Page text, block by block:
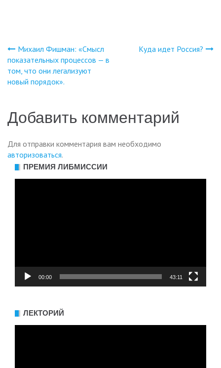
Навигация
по
записям
Михаил Фишман: «Смысл
показательных процессов — в
том, что они легализуют
новый порядок».
Куда идет Россия?
Добавить комментарий
Для отправки комментария вам необходимо
авторизоваться.
ПРЕМИЯ ЛИБМИССИИ
00:00 43:11
ЛЕКТОРИЙ